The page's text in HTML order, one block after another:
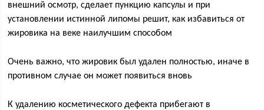
внешний осмотр, сделает пункцию капсулы и при
установлении истинной липомы решит, как избавиться от
жировика на веке наилучшим способом
Очень важно, что жировик был удален полностью, иначе в
противном случае он может появиться вновь
К удалению косметического дефекта прибегают в